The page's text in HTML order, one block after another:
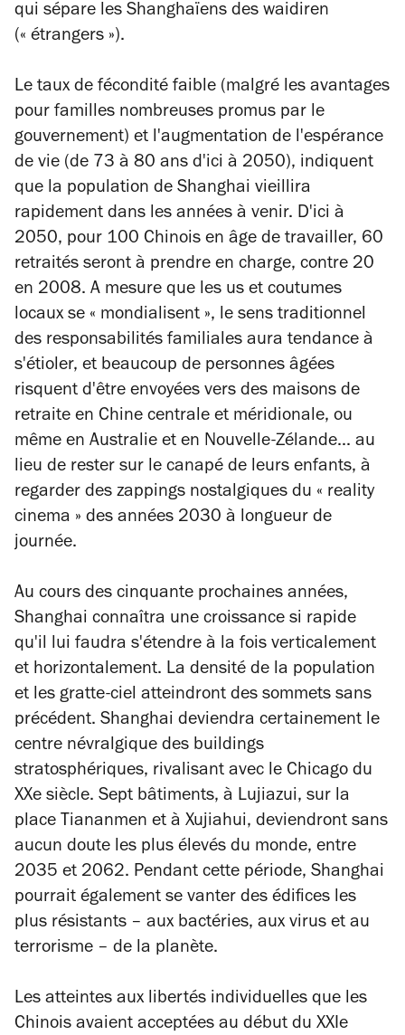
qui sépare les Shanghaïens des waidiren
(« étrangers »).
Le taux de fécondité faible (malgré les avantages
pour familles nombreuses promus par le
gouvernement) et l'augmentation de l'espérance
de vie (de 73 à 80 ans d'ici à 2050), indiquent
que la population de Shanghai vieillira
rapidement dans les années à venir. D'ici à
2050, pour 100 Chinois en âge de travailler, 60
retraités seront à prendre en charge, contre 20
en 2008. A mesure que les us et coutumes
locaux se « mondialisent », le sens traditionnel
des responsabilités familiales aura tendance à
s'étioler, et beaucoup de personnes âgées
risquent d'être envoyées vers des maisons de
retraite en Chine centrale et méridionale, ou
même en Australie et en Nouvelle-Zélande... au
lieu de rester sur le canapé de leurs enfants, à
regarder des zappings nostalgiques du « reality
cinema » des années 2030 à longueur de
journée.
Au cours des cinquante prochaines années,
Shanghai connaîtra une croissance si rapide
qu'il lui faudra s'étendre à la fois verticalement
et horizontalement. La densité de la population
et les gratte-ciel atteindront des sommets sans
précédent. Shanghai deviendra certainement le
centre névralgique des buildings
stratosphériques, rivalisant avec le Chicago du
XXe siècle. Sept bâtiments, à Lujiazui, sur la
place Tiananmen et à Xujiahui, deviendront sans
aucun doute les plus élevés du monde, entre
2035 et 2062. Pendant cette période, Shanghai
pourrait également se vanter des édifices les
plus résistants – aux bactéries, aux virus et au
terrorisme – de la planète.
Les atteintes aux libertés individuelles que les
Chinois avaient acceptées au début du XXIe